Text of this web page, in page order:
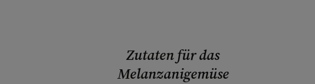
Zutaten für das
Melanzanigemüse